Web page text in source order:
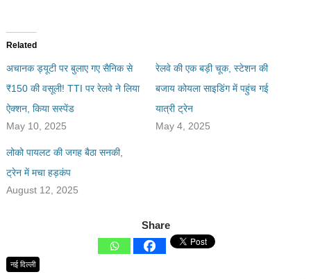
Related
अचानक ड्यूटी पर बुलाए गए सैनिक से
₹150 की वसूली! TTI पर रेलवे ने लिया
ऐक्शन, किया सस्पेंड
May 10, 2025
रेलवे की एक बड़ी चूक, स्टेशन की
बजाय कोयला साइडिंग में पहुंच गई
यात्री ट्रेन
May 4, 2025
लोको पायलट की जगह बैठा सनकी,
ट्रेन में मचा हड़कंप
August 12, 2025
Share
नई दिल्ली